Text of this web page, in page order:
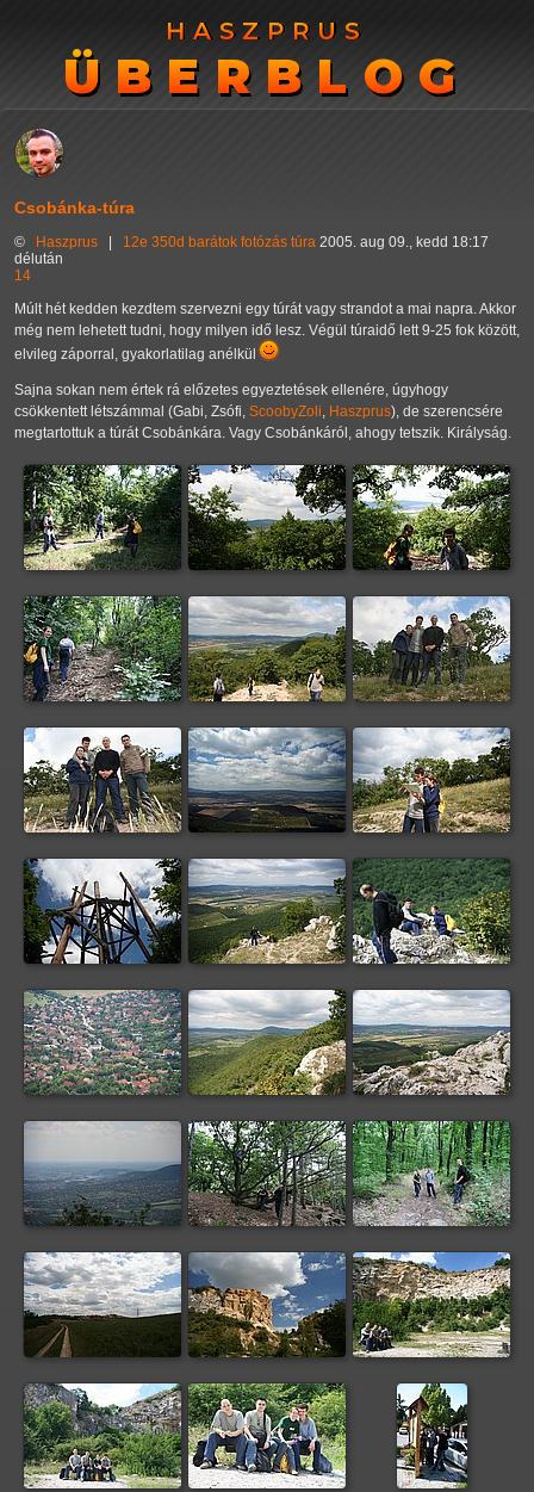
HASZPRUS
ÜBERBLOG
HASZPRUS
ÜBERBLOG
Csobánka-túra
© Haszprus 12e 350d barátok fotózás túra 2005. aug 09., kedd 18:17
délután
14
Múlt hét kedden kezdtem szervezni egy túrát vagy strandot a mai napra. Akkor
még nem lehetett tudni, hogy milyen idő lesz. Végül túraidő lett 9-25 fok között,
elvileg záporral, gyakorlatilag anélkül
Sajna sokan nem értek rá előzetes egyeztetések ellenére, úgyhogy
csökkentett létszámmal (Gabi, Zsófi, ScoobyZoli, Haszprus), de szerencsére
megtartottuk a túrát Csobánkára. Vagy Csobánkáról, ahogy tetszik. Királyság.